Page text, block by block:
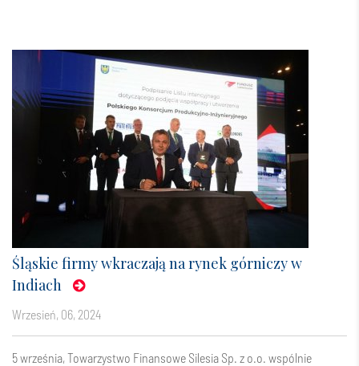
Śląskie firmy wkraczają na rynek górniczy w
Indiach
wrzesień, 06, 2024
5 września,Towarzystwo Finansowe Silesia Sp. z o.o. wspólnie